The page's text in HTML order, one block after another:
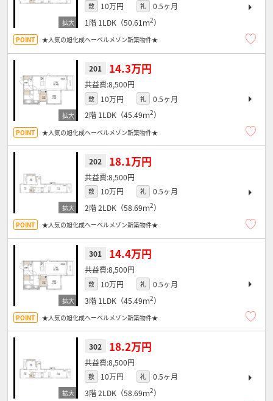
敷 10万円 礼
0.5ヶ月
1階 1LDK（50.61ｍ2）
★人気の旭化成へーベルメゾン新築物件★
201 14.3万円
8,500円
敷 10万円 礼
0.5ヶ月
2階 1LDK（45.49ｍ2）
★人気の旭化成へーベルメゾン新築物件★
202 18.1万円
8,500円
敷 10万円 礼
0.5ヶ月
2階2LDK（58.69ｍ2）
★人気の旭化成へーベルメゾン新築物件★
301 14.4万円
8,500円
敷 10万円 礼
0.5ヶ月
3階 1LDK（45.49ｍ2）
★人気の旭化成へーベルメゾン新築物件★
302 18.2万円
8,500円
敷 10万円 礼
0.5ヶ月
3階2LDK（58.69ｍ2）